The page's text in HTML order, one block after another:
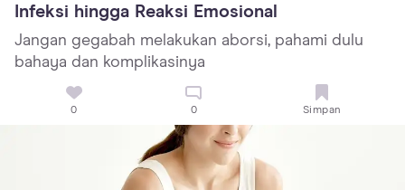
Infeksi hingga Reaksi Emosional
Jangan gegabah melakukan aborsi, pahami dulu
bahaya dan komplikasinya
0 0 Simpan